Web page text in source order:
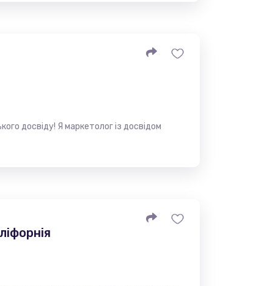
досвіду! Я маркетолог із досвідом